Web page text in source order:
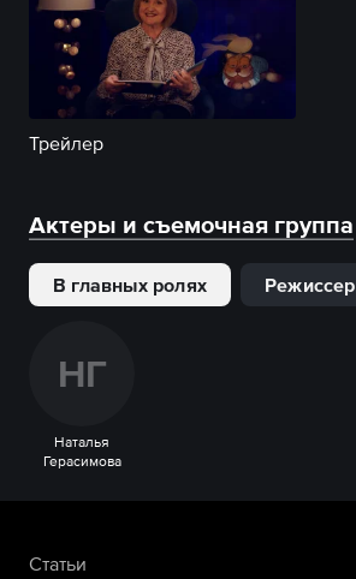
Трейлер
Актеры и съемочная группа
В главных ролях Режиссер
НГ
Наталья
Герасимова
Статьи